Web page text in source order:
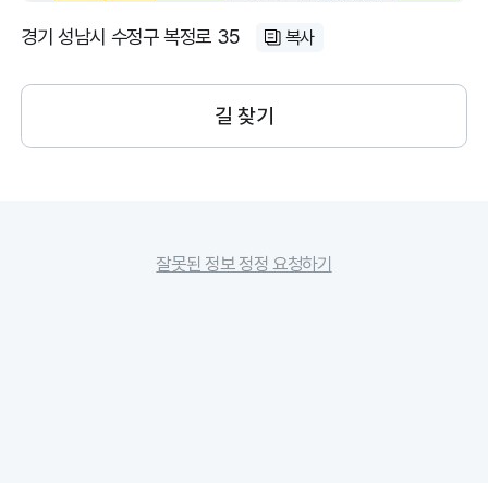
경기 성남시 수정구 복정로 35 복사
길 찾기
잘못된 정보 정정 요청하기